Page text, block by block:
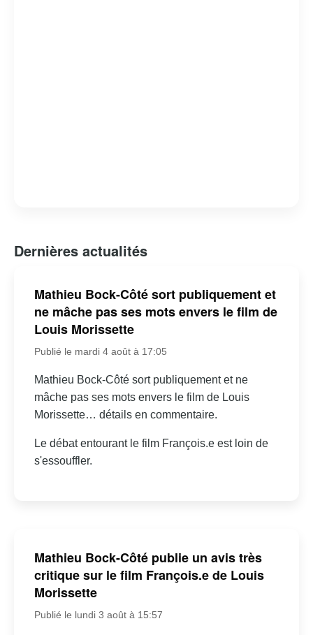
Dernières actualités
Mathieu Bock-Côté sort publiquement et
ne mâche pas ses mots envers le film de
Louis Morissette
Publié le mardi 4 août à 17:05
Mathieu Bock-Côté sort publiquement et ne
mâche pas ses mots envers le film de Louis
Morissette… détails en commentaire.
Le débat entourant le film François.e est loin de
s'essouffler.
Mathieu Bock-Côté publie un avis très
critique sur le film François.e de Louis
Morissette
Publié le lundi 3 août à 15:57